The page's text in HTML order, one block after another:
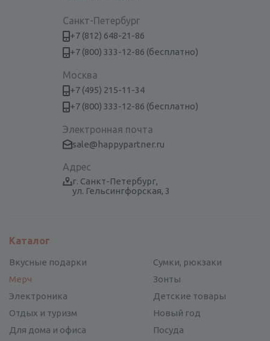
Санкт-Петербург
+7 (812) 648-21-86
+7 (800) 333-12-86 (бесплатно)
Москва
+7 (495) 215-11-34
+7 (800) 333-12-86 (бесплатно)
Электронная почта
sale@happypartner.ru
Адрес
г. Санкт-Петербург,
ул. Гельсингфорская, 3
Каталог
Вкусные подарки
Мерч
Электроника
Отдых и туризм
Для дома и офиса
Сумки, рюкзаки
Зонты
Детские товары
Новый год
Посуда